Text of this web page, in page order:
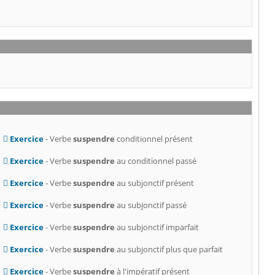
Exercice- Verbesuspendre conditionnel présent
Exercice- Verbesuspendre au conditionnel passé
Exercice- Verbesuspendre au subjonctif présent
Exercice- Verbesuspendre au subjonctif passé
Exercice- Verbesuspendre au subjonctif imparfait
Exercice- Verbesuspendre au subjonctif plus que parfait
Exercice- Verbesuspendre à l'impératif présent